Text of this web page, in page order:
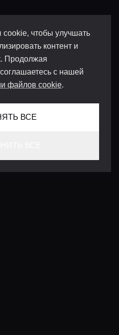
чтобы улучшать
контент и
Продолжая
с нашей
файлов cookie.
ВСЕ